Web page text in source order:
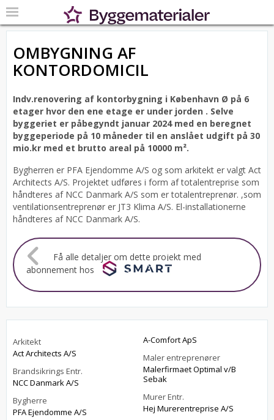
OMBYGNING AF
KONTORDOMICIL
Indv.renovering af kontorbygning i København Ø på 6
etager hvor den ene etage er under jorden . Selve
byggeriet er påbegyndt januar 2024 med en beregnet
byggeperiode på 10 måneder til en anslået udgift på 30
mio.kr med et brutto areal på 10000 m².
Bygherren er PFA Ejendomme A/S og som arkitekt er valgt Act
Architects A/S. Projektet udføres i form af totalentreprise som
håndteres af NCC Danmark A/S som er totalentreprenør. ,som
ventilationsentreprenør er JT3 Klima A/S. El-installationerne
håndteres af NCC Danmark A/S.
Få alle detaljer om dette projekt med
abonnement hos
Arkitekt
Act Architects A/S
Brandsikrings Entr.
NCC Danmark A/S
Bygherre
PFA Ejendomme A/S
A-Comfort ApS
Maler entreprenører
Malerfirmaet Optimal v/B
Sebak
Murer Entr.
Hej Murerentreprise A/S